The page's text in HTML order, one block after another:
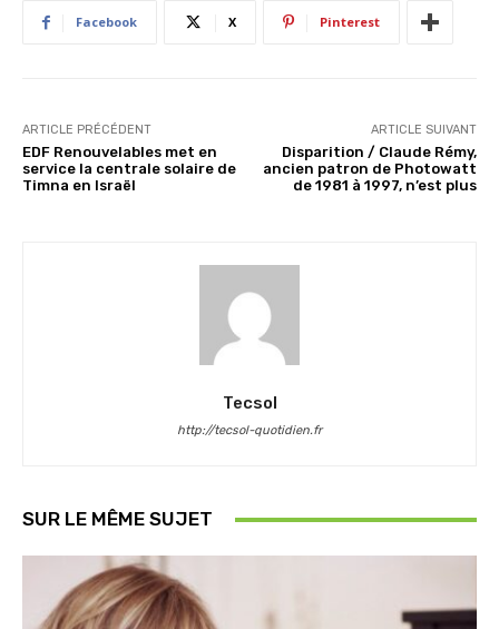
Facebook X Pinterest
ARTICLE PRÉCÉDENT
EDF Renouvelables met en
service la centrale solaire de
Timna en Israël
ARTICLE SUIVANT
Disparition / Claude Rémy,
ancien patron de Photowatt
de 1981 à 1997, n’est plus
Tecsol
http://tecsol-quotidien.fr
SUR LE MÊME SUJET